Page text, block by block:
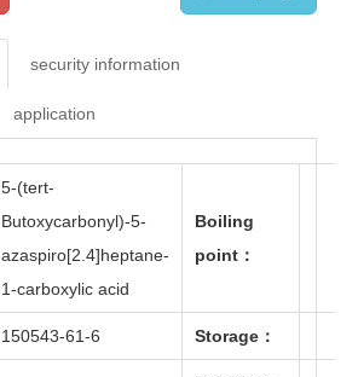
security information
application
5-(tert-
Butoxycarbonyl)-5-
azaspiro[2.4]heptane-
1-carboxylic acid
Boiling
point：
150543-61-6 Storage：